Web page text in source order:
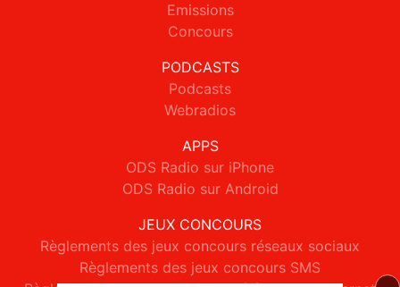
Emissions
Concours
PODCASTS
Podcasts
Webradios
APPS
ODS Radio sur iPhone
ODS Radio sur Android
JEUX CONCOURS
Règlements des jeux concours réseaux sociaux
Règlements des jeux concours SMS